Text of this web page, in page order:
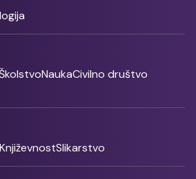
NaukaCivilno društvo
KnjiževnostSlikarstvo